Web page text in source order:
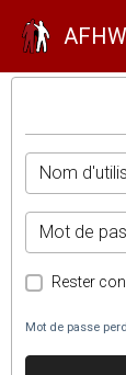
Rester
Mot de passe